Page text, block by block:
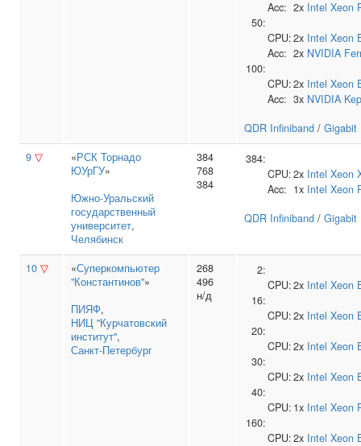
Acc: 2x Intel Xeon
50:
CPU:2x Intel Xeon
Acc: 2x NVIDIA
100:
CPU:2x Intel Xeon
Acc: 3x NVIDIA
QDR Infiniband / Gigabit
9 ▽ «РСК Торнадо
ЮУрГУ»
Южно‑Уральский
государственный
университет,
Челябинск
384
768
384
384:
CPU:2x Intel Xeon
Acc: 1x Intel Xeon
QDR Infiniband / Gigabit
10 ▽ «Суперкомпьютер
"Константинов"»
ПИЯФ,
НИЦ "Курчатовский
институт",
Санкт-Петербург
268
496
н/д
2:
CPU:2x Intel Xeon
16:
CPU:2x Intel Xeon
20:
CPU:2x Intel Xeon
30:
CPU:2x Intel Xeon
40:
CPU: 1x Intel Xeon
160:
CPU:2x Intel Xeon